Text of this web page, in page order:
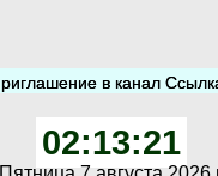
02:13:22